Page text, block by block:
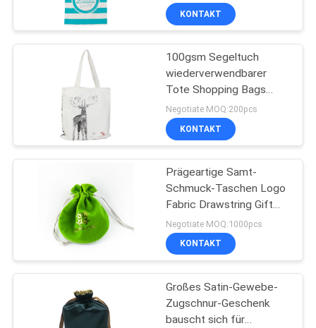
Wiederverwendbarer
Tote Shopping Bags
Papierzylinder-
Kasten
Tote Shopping Bags Eco
Friendly
KONTAKT
100gsm Segeltuch
wiederverwendbarer
Tote Shopping Bags
Waterproof Beach Tote
With Zipper
Negotiate MOQ:200pcs
KONTAKT
Prägeartige Samt-
Schmuck-Taschen Logo
Fabric Drawstring Gift
Bagss kleine
Negotiate MOQ:1000pcs
KONTAKT
Großes Satin-Gewebe-
Zugschnur-Geschenk
bauscht sich für